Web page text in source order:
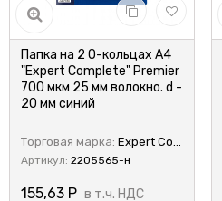
Папка на 2 О-кольцах A4
"Expert Complete" Premier
700 мкм 25 мм волокно. d -
20 мм синий
Торговая марка: Expert Complete
Артикул: 2205565-н
155,63 Р в т.ч. НДС